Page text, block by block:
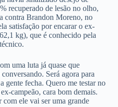
recuperado de lesão no olho,
contra Brandon Moreno, no
satisfação por encarar o ex-
kg), que é conhecido pela
uma luta já quase que
Será agora para
gente fecha. Quero me testar no
campeão, cara bom demais.
ele vai ser uma grande